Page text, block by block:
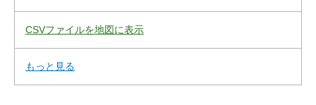
CSVファイルを地図に表示
もっと見る